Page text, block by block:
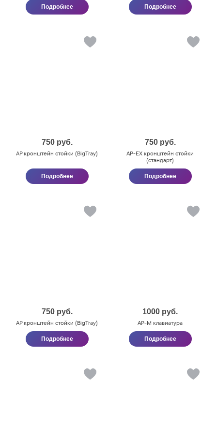
Подробнее Подробнее
750 руб.
AP кронштейн стойки (BigTray)
Подробнее
750 руб.
AP-ЕХ кронштейн стойки
(стандарт)
Подробнее
750 руб.
AP кронштейн стойки (BigTray)
Подробнее
1000 руб.
AP-М клавиатура
Подробнее